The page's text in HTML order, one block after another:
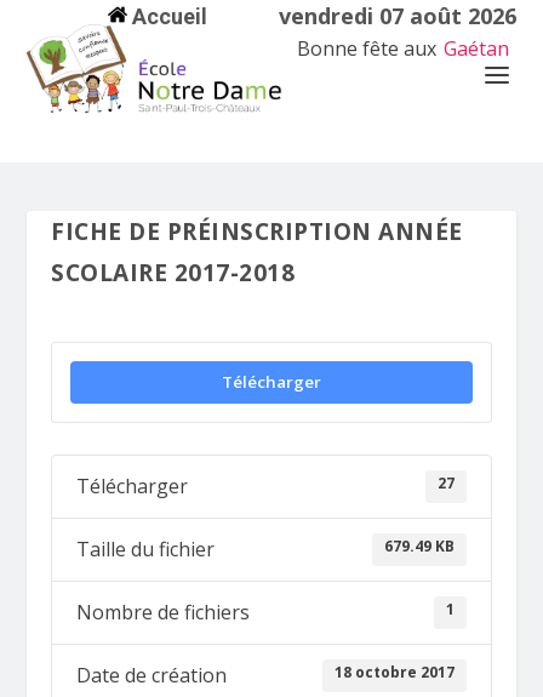
Accueil vendredi 07 août 2026
Bonne fête aux Gaétan
FICHE DE PRÉINSCRIPTION ANNÉE
SCOLAIRE 2017-2018
Télécharger
Télécharger 27
Taille du fichier 679.49 KB
Nombre de fichiers 1
Date de création 18 octobre 2017